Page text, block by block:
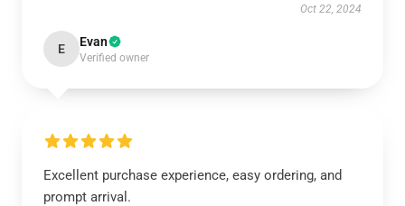
Oct 22, 2024
E Evan
Verified owner
Excellent purchase experience, easy ordering, and
prompt arrival.